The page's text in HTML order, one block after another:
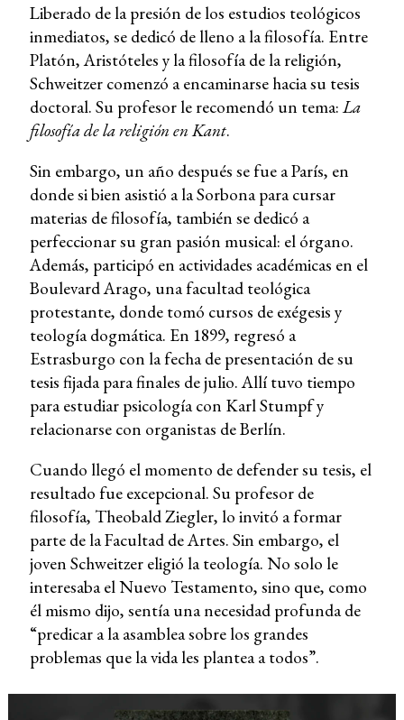
Liberado de la presión de los estudios teológicos
inmediatos, se dedicó de lleno a la filosofía. Entre
Platón, Aristóteles y la filosofía de la religión,
Schweitzer comenzó a encaminarse hacia su tesis
doctoral. Su profesor le recomendó un tema:La
filosofía de la religión en Kant.
Sin embargo, un año después se fue a París, en
donde si bien asistió a la Sorbona para cursar
materias de filosofía, también se dedicó a
perfeccionar su gran pasión musical: el órgano.
Además, participó en actividades académicas en el
Boulevard Arago, una facultad teológica
protestante, donde tomó cursos de exégesis y
teología dogmática. En 1899, regresó a
Estrasburgo con la fecha de presentación de su
tesis fijada para finales de julio. Allí tuvo tiempo
para estudiar psicología con Karl Stumpf y
relacionarse con organistas de Berlín.
Cuando llegó el momento de defender su tesis, el
resultado fue excepcional. Su profesor de
filosofía, Theobald Ziegler, lo invitó a formar
parte de la Facultad de Artes. Sin embargo, el
joven Schweitzer eligió la teología. No solo le
interesaba el Nuevo Testamento, sino que, como
él mismo dijo, sentía una necesidad profunda de
“predicar a la asamblea sobre los grandes
problemas que la vida les plantea a todos”.